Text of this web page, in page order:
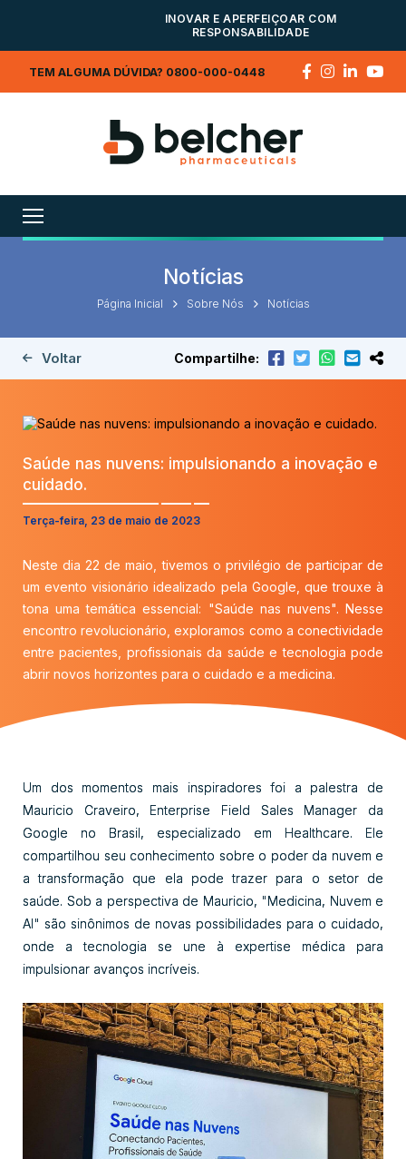
INOVAR E APERFEIÇOAR COM
RESPONSABILIDADE
TEM ALGUMA DÚVIDA? 0800-000-0448
Notícias
Página Inicial Sobre Nós Notícias
Voltar Compartilhe:
Saúde nas nuvens: impulsionando a inovação e
cuidado.
Terça-feira, 23 de maio de 2023
Neste dia 22 de maio, tivemos o privilégio de participar de
um evento visionário idealizado pela Google, que trouxe à
tona uma temática essencial: "Saúde nas nuvens". Nesse
encontro revolucionário, exploramos como a conectividade
entre pacientes, profissionais da saúde e tecnologia pode
abrir novos horizontes para o cuidado e a medicina.
Um dos momentos mais inspiradores foi a palestra de
Mauricio Craveiro, Enterprise Field Sales Manager da
Google no Brasil, especializado em Healthcare. Ele
compartilhou seu conhecimento sobre o poder da nuvem e
a transformação que ela pode trazer para o setor de
saúde. Sob a perspectiva de Mauricio, "Medicina, Nuvem e
Al" são sinônimos de novas possibilidades para o cuidado,
onde a tecnologia se une à expertise médica para
impulsionar avanços incríveis.